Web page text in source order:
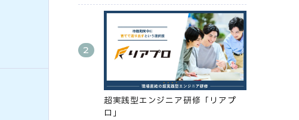
超実践型エンジニア研修「リアプ
ロ」